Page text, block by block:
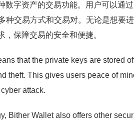
数字资产的交易功能。用户可以通
种交易方式和交易对。无论是想要
保障交易的安全和便捷。
that the private keys are stored
theft. This gives users peace of
attack.
Bither Wallet also offers other